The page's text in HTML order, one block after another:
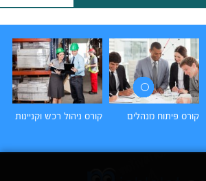
קורס פיתוח מנהלים קורס ניהול רכש וקניינות